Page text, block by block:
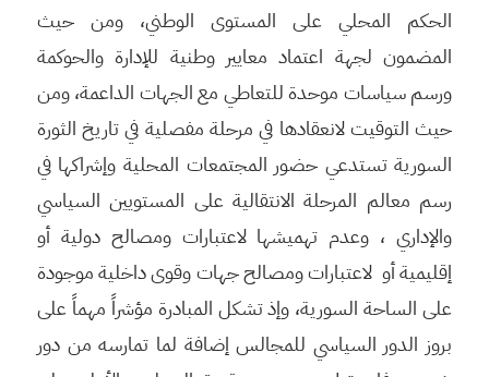
الحكم المحلي على المستوى الوطني، ومن حيث
المضمون لجهة اعتماد معايير وطنية للإدارة والحوكمة
ورسم سياسات موحدة للتعاطي مع الجهات الداعمة، ومن
حيث التوقيت لانعقادها في مرحلة مفصلية في تاريخ الثورة
السورية تستدعي حضور المجتمعات المحلية وإشراكها في
رسم معالم المرحلة الانتقالية على المستويين السياسي
والإداري ، وعدم تهميشها لاعتبارات ومصالح دولية أو
إقليمية أو لاعتبارات ومصالح جهات وقوى داخلية موجودة
على الساحة السورية، وإذ تشكل المبادرة مؤشراً مهماً على
بروز الدور السياسي للمجالس إضافة لما تمارسه من دور